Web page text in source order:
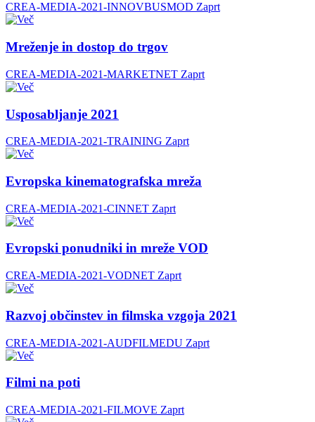
CREA-MEDIA-2021-INNOVBUSMOD Zaprt
Mreženje in dostop do trgov
CREA-MEDIA-2021-MARKETNET Zaprt
Usposabljanje 2021
CREA-MEDIA-2021-TRAINING Zaprt
Evropska kinematografska mreža
CREA-MEDIA-2021-CINNET Zaprt
Evropski ponudniki in mreže VOD
CREA-MEDIA-2021-VODNET Zaprt
Razvoj občinstev in filmska vzgoja 2021
CREA-MEDIA-2021-AUDFILMEDU Zaprt
Filmi na poti
CREA-MEDIA-2021-FILMOVE Zaprt